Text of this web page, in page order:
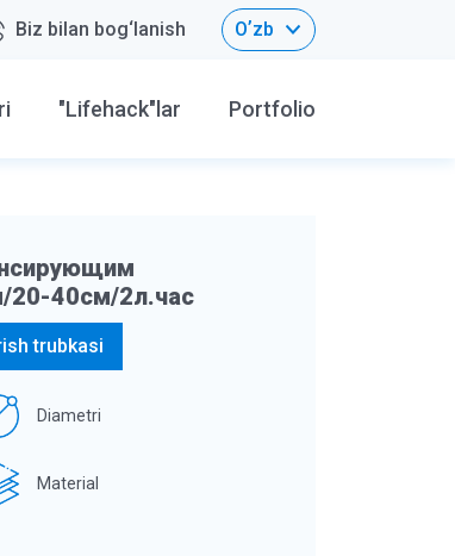
Biz bilan bog‘lanish Oʼzb
"Lifehack"lar Portfolio
40см/2л.час
trubkasi
Diametri
Material